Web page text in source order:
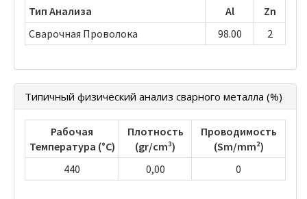
Тип Анализа Al
Zn
Сварочная Проволока
98.00 2
Типичный физический анализ сварного металла (%)
Рабочая
Температура (°C)
Плотность
(gr/cm³)
Проводимость
(Sm/mm²)
440
0,00 0